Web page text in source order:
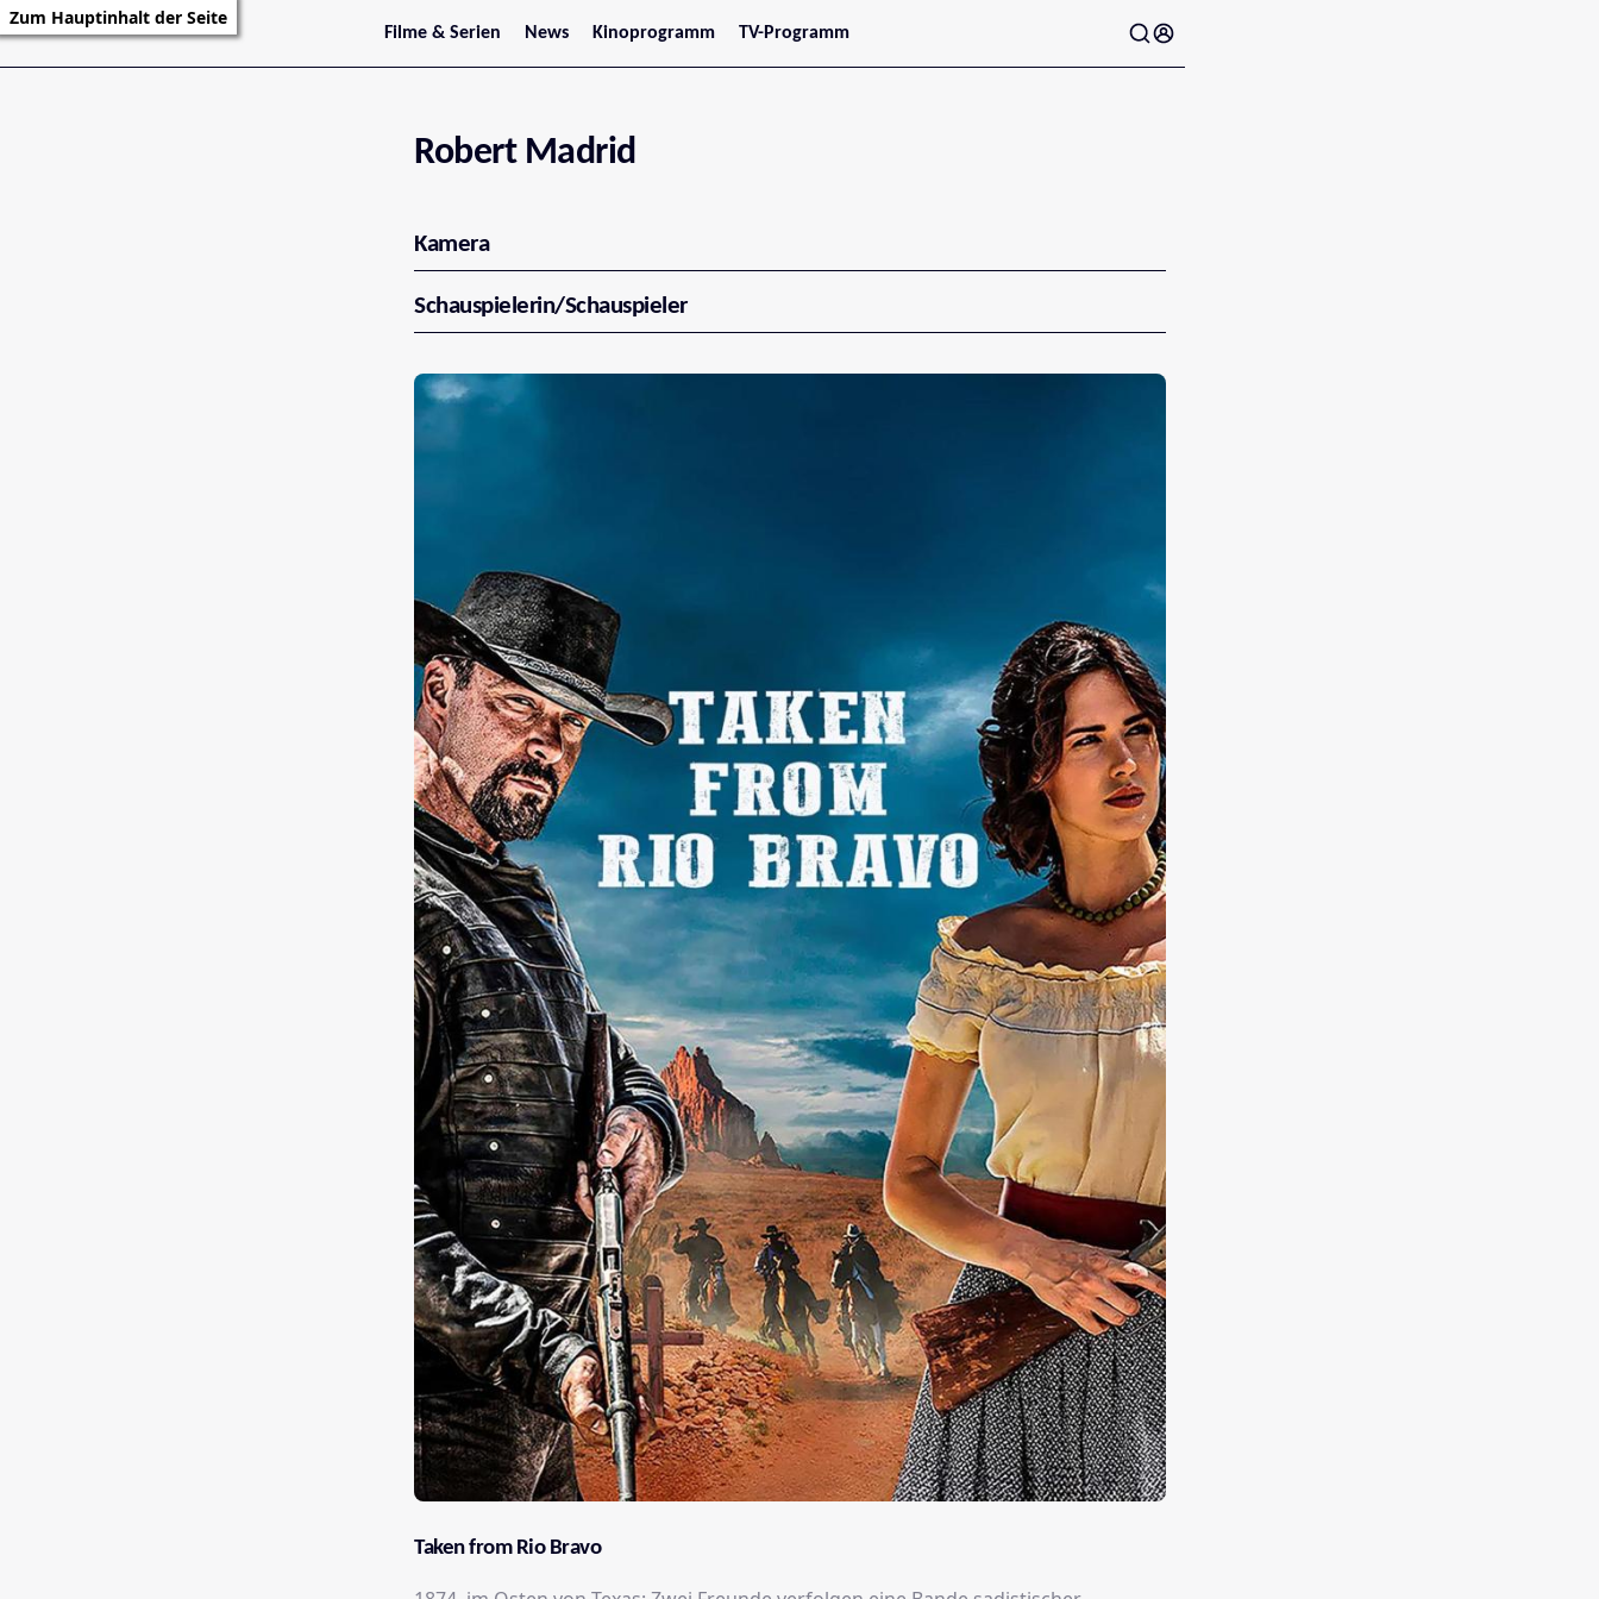
Zum Hauptinhalt der Seite
Filme & Serien
Trailer
Serienarchiv
News
Stars
Kinoprogramm
Jetzt im Kino
Niederösterreich
Oberösterreich
Tirol
Vorarlberg
TV-Programm
Robert Madrid
Kamera
Schauspielerin/Schauspieler
Taken from Rio Bravo